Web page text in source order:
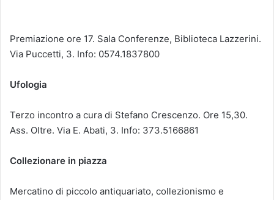
Premiazione ore 17. Sala Conferenze, Biblioteca Lazzerini.
Via Puccetti, 3. Info: 0574.1837800
Ufologia
Terzo incontro a cura di Stefano Crescenzo. Ore 15,30.
Ass. Oltre. Via E. Abati, 3. Info: 373.5166861
Collezionare in piazza
Mercatino di piccolo antiquariato, collezionismo e